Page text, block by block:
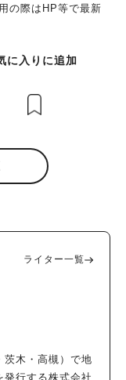
、色んなシーンで
違和感なく溶け込ん
にほっとできる空
摂Web 出典：リビ
ことができます。
セット 席に着く
るテマヒマおばんざ
3種類から選べるこ
いただけることな
も。カレーだけでな
っています。 そ
ビング北摂Web
1700円 発芽玄
やデザートが6品。
、3
、いただきます！
の際はHP等で最新
に入りに追加
ライター一覧
茨木・高槻）で地
行する株式会社